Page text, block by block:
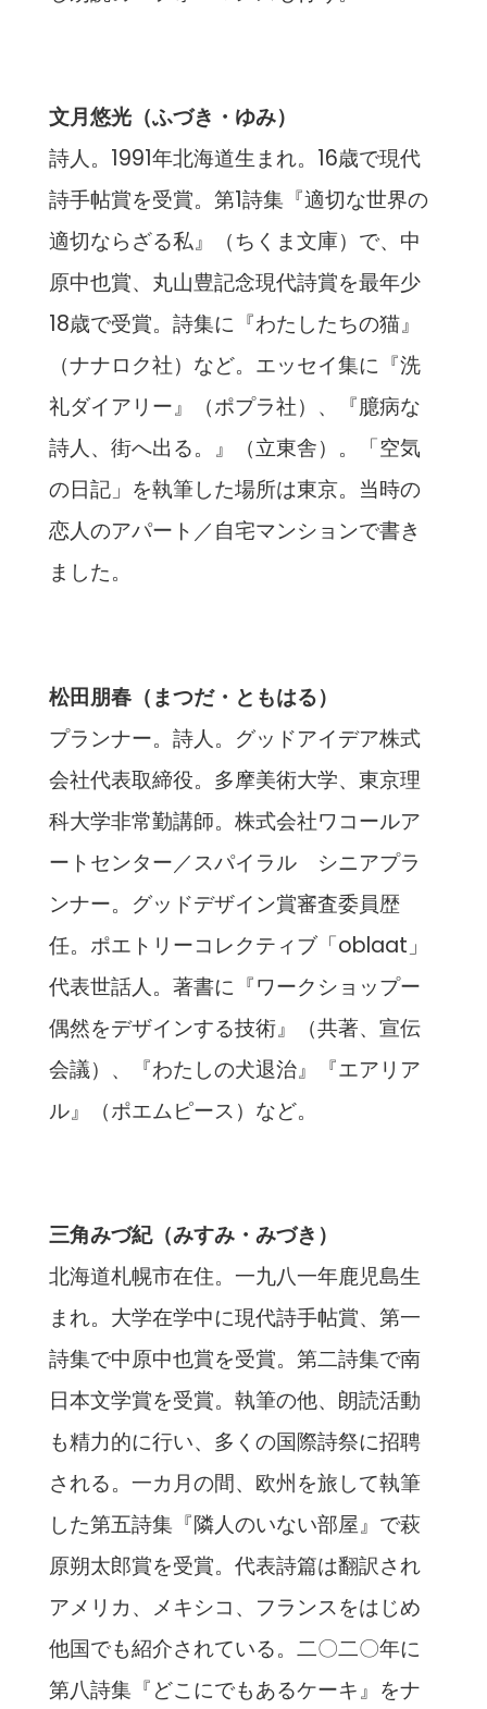
文月悠光（ふづき・ゆみ）
詩人。1991年北海道生まれ。16歳で現代
詩手帖賞を受賞。第1詩集『適切な世界の
適切ならざる私』（ちくま文庫）で、中
原中也賞、丸山豊記念現代詩賞を最年少
18歳で受賞。詩集に『わたしたちの猫』
（ナナロク社）など。エッセイ集に『洗
礼ダイアリー』（ポプラ社）、『臆病な
詩人、街へ出る。』（立東舎）。「空気
の日記」を執筆した場所は東京。当時の
恋人のアパート／自宅マンションで書き
ました。
松田朋春（まつだ・ともはる）
プランナー。詩人。グッドアイデア株式
会社代表取締役。多摩美術大学、東京理
科大学非常勤講師。株式会社ワコールア
ートセンター／スパイラル シニアプラ
ンナー。グッドデザイン賞審査委員歴
任。ポエトリーコレクティブ「oblaat」
代表世話人。著書に『ワークショップー
偶然をデザインする技術』（共著、宣伝
会議）、『わたしの犬退治』『エアリア
ル』（ポエムピース）など。
三角みづ紀（みすみ・みづき）
北海道札幌市在住。一九八一年鹿児島生
まれ。大学在学中に現代詩手帖賞、第一
詩集で中原中也賞を受賞。第二詩集で南
日本文学賞を受賞。執筆の他、朗読活動
も精力的に行い、多くの国際詩祭に招聘
される。一カ月の間、欧州を旅して執筆
した第五詩集『隣人のいない部屋』で萩
原朔太郎賞を受賞。代表詩篇は翻訳され
アメリカ、メキシコ、フランスをはじめ
他国でも紹介されている。二〇二〇年に
第八詩集『どこにでもあるケーキ』をナ